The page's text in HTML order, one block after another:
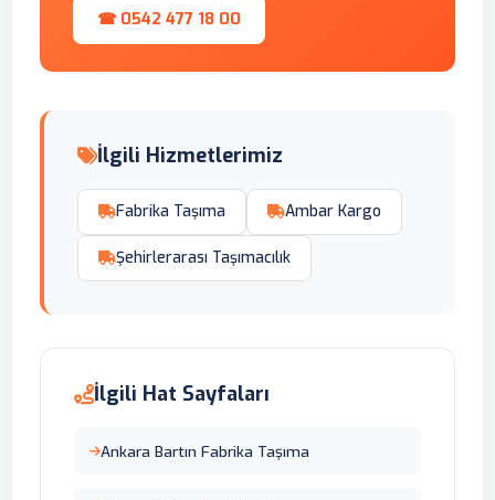
☎ 0542 477 18 00
İlgili Hizmetlerimiz
Fabrika Taşıma Ambar Kargo
Şehirlerarası Taşımacılık
İlgili Hat Sayfaları
Ankara Bartın Fabrika Taşıma